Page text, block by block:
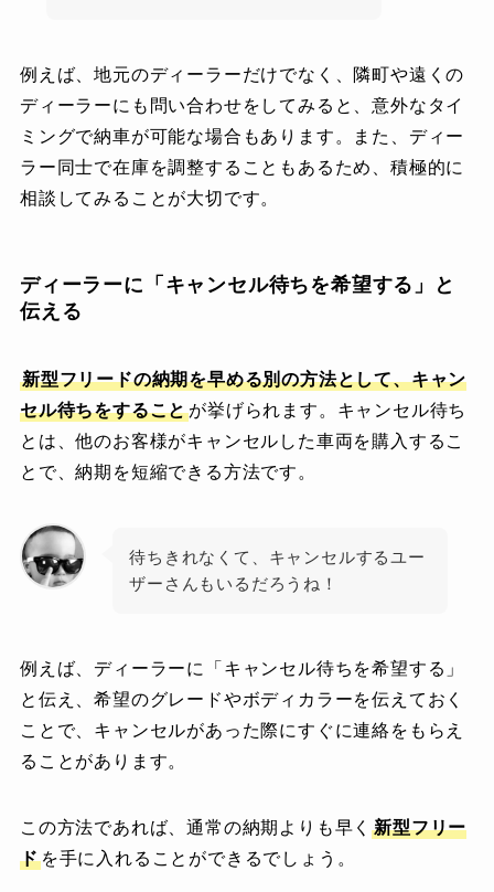
例えば、地元のディーラーだけでなく、隣町や遠くの
ディーラーにも問い合わせをしてみると、意外なタイ
ミングで納車が可能な場合もあります。また、ディー
ラー同士で在庫を調整することもあるため、積極的に
相談してみることが大切です。
ディーラーに「キャンセル待ちを希望する」と
伝える
新型フリードの納期を早める別の方法として、キャン
セル待ちをすることが挙げられます。キャンセル待ち
とは、他のお客様がキャンセルした車両を購入するこ
とで、納期を短縮できる方法です。
待ちきれなくて、キャンセルするユー
ザーさんもいるだろうね！
例えば、ディーラーに「キャンセル待ちを希望する」
と伝え、希望のグレードやボディカラーを伝えておく
ことで、キャンセルがあった際にすぐに連絡をもらえ
ることがあります。
この方法であれば、通常の納期よりも早く新型フリー
ドを手に入れることができるでしょう。